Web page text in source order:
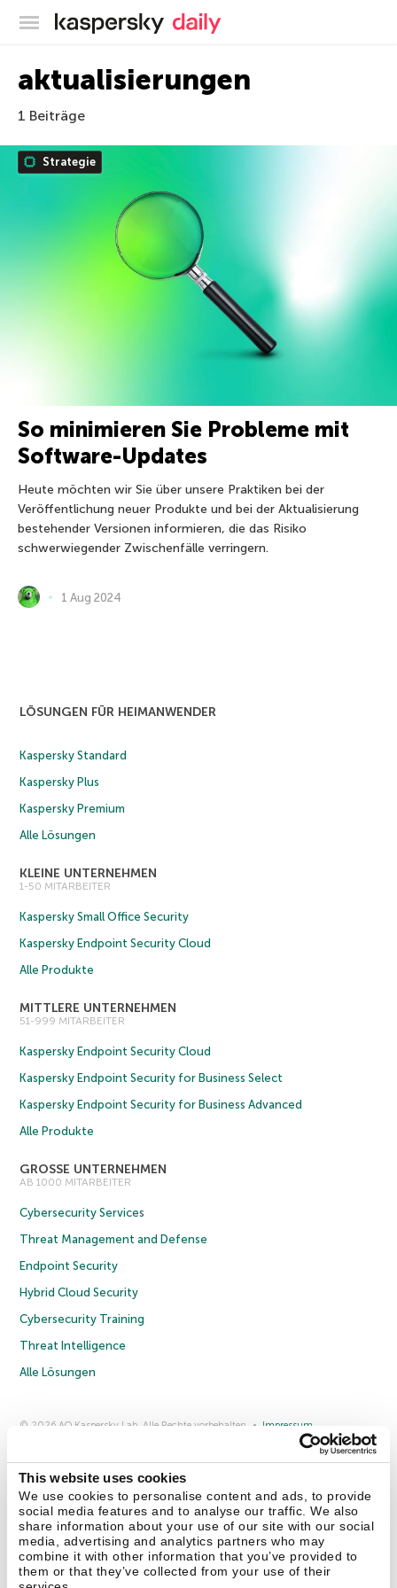
This website uses cookies
We use cookies to personalise content and ads, to provide
social media features and to analyse our traffic. We also
share information about your use of our site with our social
media, advertising and analytics partners who may
combine it with other information that you’ve provided to
them or that they’ve collected from your use of their
Offizieller Blog von Kaspersky
aktualisierungen
1 Beiträge
Strategie
So minimieren Sie Probleme mit
Software-Updates
Heute möchten wir Sie über unsere Praktiken bei der
Veröffentlichung neuer Produkte und bei der Aktualisierung
bestehender Versionen informieren, die das Risiko
schwerwiegender Zwischenfälle verringern.
1 Aug 2024
LÖSUNGEN FÜR HEIMANWENDER
Kaspersky Standard
Kaspersky Plus
Kaspersky Premium
Alle Lösungen
KLEINE UNTERNEHMEN
1-50 MITARBEITER
Kaspersky Small Office Security
Kaspersky Endpoint Security Cloud
Alle Produkte
MITTLERE UNTERNEHMEN
51-999 MITARBEITER
Kaspersky Endpoint Security Cloud
Kaspersky Endpoint Security for Business Select
Kaspersky Endpoint Security for Business Advanced
Alle Produkte
GROSSE UNTERNEHMEN
AB 1000 MITARBEITER
Cybersecurity Services
Threat Management and Defense
Endpoint Security
Hybrid Cloud Security
Cybersecurity Training
Threat Intelligence
Alle Lösungen
© 2026 AO Kaspersky Lab. Alle Rechte vorbehalten.
Impressum
Lizenzvereinbarung B2B
Kontakt Über uns Partner Blog
Weitere Informationen
Pressemitteilungen
Securelist Eugene Personal Blog Enzyklopädie